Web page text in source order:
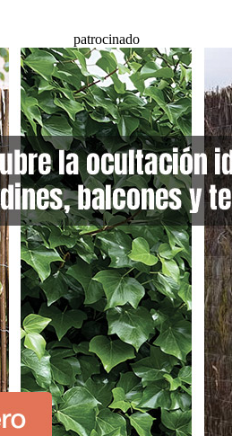
patrocinado